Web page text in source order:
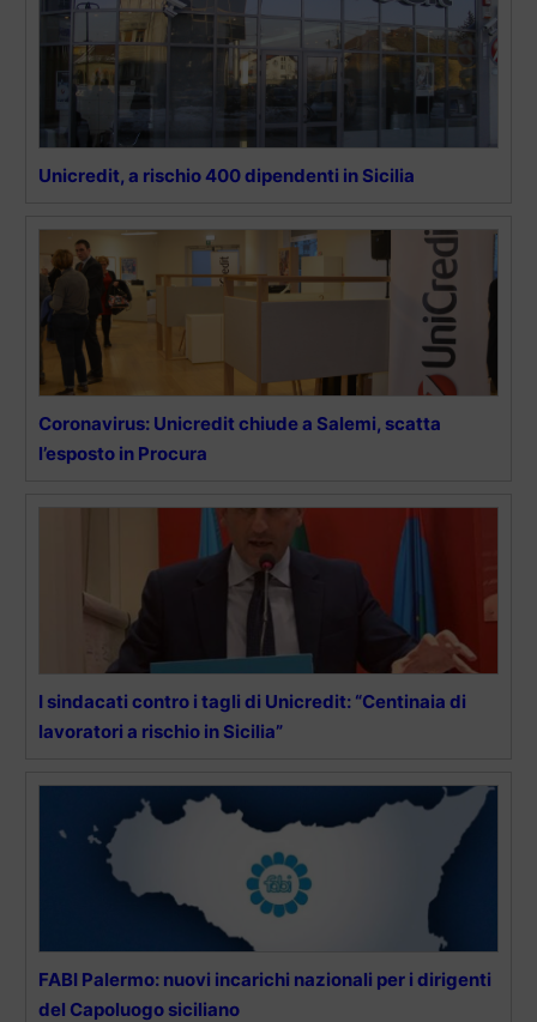
Unicredit, a rischio 400 dipendenti in Sicilia
Coronavirus: Unicredit chiude a Salemi, scatta
l’esposto in Procura
I sindacati contro i tagli di Unicredit: “Centinaia di
lavoratori a rischio in Sicilia”
FABI Palermo: nuovi incarichi nazionali per i dirigenti
del Capoluogo siciliano